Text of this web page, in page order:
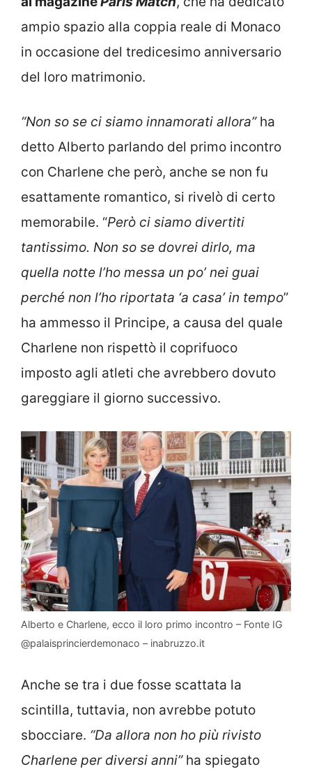
ampio spazio alla coppia reale di Monaco
in occasione del tredicesimo anniversario
del loro matrimonio.
“Non so se ci siamo innamorati allora” ha
detto Alberto parlando del primo incontro
con Charlene che però, anche se non fu
esattamente romantico, si rivelò di certo
memorabile. “Però ci siamo divertiti
tantissimo. Non so se dovrei dirlo, ma
quella notte l’ho messa un po’ nei guai
perché non l’ho riportata ‘a casa’ in tempo”
ha ammesso il Principe, a causa del quale
Charlene non rispettò il coprifuoco
imposto agli atleti che avrebbero dovuto
gareggiare il giorno successivo.
Alberto e Charlene, ecco il loro primo incontro – Fonte IG
@palaisprincierdemonaco – inabruzzo.it
Anche se tra i due fosse scattata la
scintilla, tuttavia, non avrebbe potuto
sbocciare. “Da allora non ho più rivisto
Charlene per diversi anni” ha spiegato